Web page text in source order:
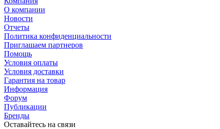
О компании
Новости
Отчеты
Политика конфиденциальности
Приглашаем партнеров
Помощь
Условия оплаты
Условия доставки
Гарантия на товар
Информация
Форум
Публикации
Бренды
Оставайтесь на связи